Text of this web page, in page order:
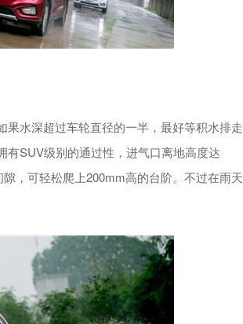
水深超过车轮直径的一半，最好等积水排走
有SUV级别的通过性，进气口离地高度达
，可轻松爬上200mm高的台阶。不过在雨天